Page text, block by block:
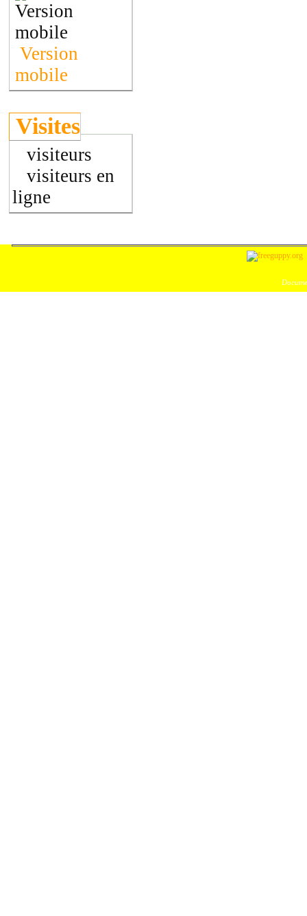
Version
mobile
Visites
visiteurs
visiteurs en
ligne